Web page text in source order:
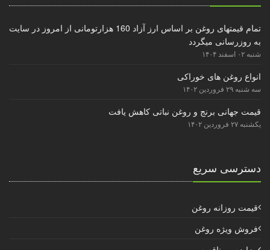
تمام قیمتهای روغن بر اساس ارز آزاد 160 هزارتومانی از امروز در سایت
به روزرسانی میگردد
شنبه ۰۲ اسفند ۱۴۰۴
انواع روغن های خوراکی
سه شنبه ۲۹ فروردین ۱۴۰۲
قیمت جهانی برنج و روغن نباتی کاهش یافت
یکشنبه ۲۷ فروردین ۱۴۰۲
دسترسی سریع
قیمت روزانه روغن
فروش ویژه روغن